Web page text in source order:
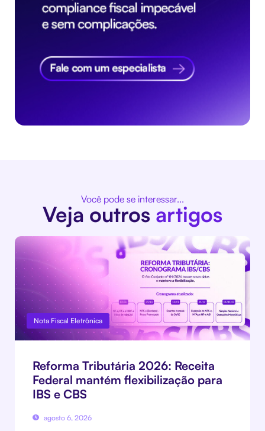
Você pode se interessar...
Veja outros artigos
Nota Fiscal Eletrônica
Reforma Tributária 2026: Receita
Federal mantém flexibilização para
IBS e CBS
agosto 6, 2026